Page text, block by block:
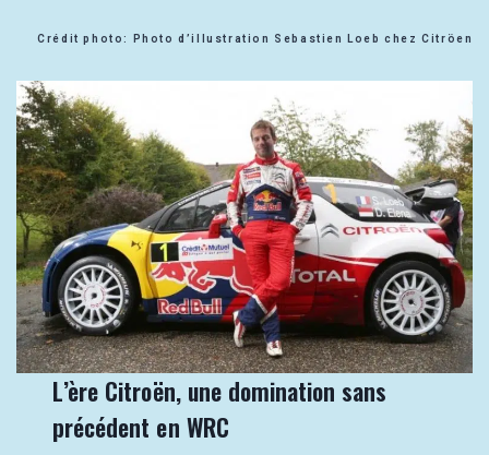
Crédit photo: Photo d’illustration Sebastien Loeb chez Citröen
L’ère Citroën, une domination sans
précédent en WRC